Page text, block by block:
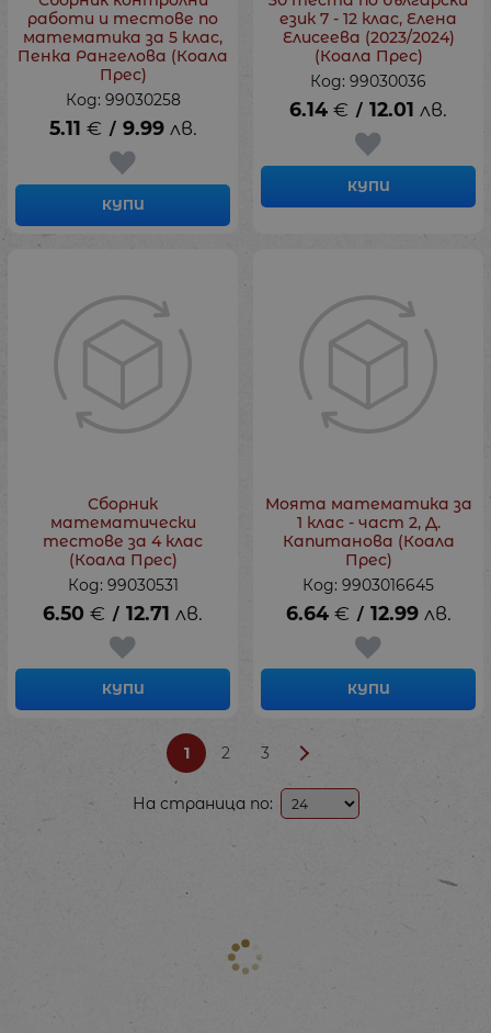
работи и тестове по
математика за 5 клас,
Пенка Рангелова (Коала
Прес)
Код: 99030258
5.11 € / 9.99 лв.
КУПИ
език 7 - 12 клас, Елена
Елисеева (2023/2024)
(Коала Прес)
Код: 99030036
6.14 € / 12.01 лв.
КУПИ
Сборник
математически
тестове за 4 клас
(Коала Прес)
Код: 99030531
6.50 € / 12.71 лв.
КУПИ
Моята математика за
1 клас - част 2, Д.
Капитанова (Коала
Прес)
Код: 9903016645
6.64 € / 12.99 лв.
КУПИ
1 2 3
На страница по: